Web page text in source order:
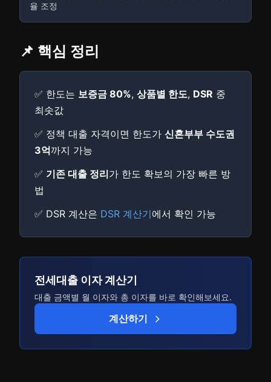
율 조정
📌 핵심 정리
✅ 한도는 보증금 80%, 상품별 한도, DSR 중
최솟값
✅ 정책 대출 자격이면 한도가 신혼부부 수도권
3억까지 가능
✅ 기존 대출 정리가 한도 확보의 가장 빠른 방
법
✅ DSR 계산은 DSR 계산기에서 확인 가능
전세대출 이자 계산기
대출 금액별 월 이자와 총 이자를 바로 확인해보세요.
계산하기